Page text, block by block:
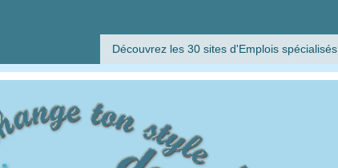
Découvrez les 30 sites d'Emplois spécialisés